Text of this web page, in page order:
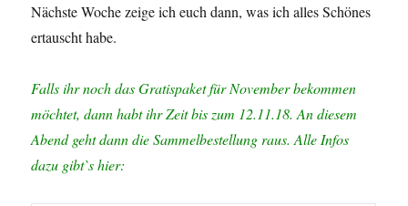
Nächste Woche zeige ich euch dann, was ich alles Schönes
ertauscht habe.
Falls ihr noch das Gratispaket für November bekommen
möchtet, dann habt ihr Zeit bis zum 12.11.18. An diesem
Abend geht dann die Sammelbestellung raus. Alle Infos
dazu gibt`s hier: